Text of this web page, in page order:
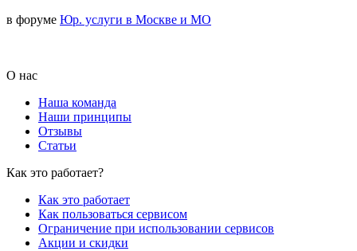
в форуме Юр. услуги в Москве и МО
О нас
Наша команда
Наши принципы
Отзывы
Статьи
Как это работает?
Как это работает
Как пользоваться сервисом
Ограничение при использовании сервисов
Акции и скидки